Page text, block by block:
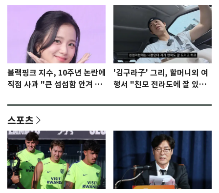
블랙핑크 지수, 10주년 논란에
직접 사과 "큰 섭섭함 안겨 미
'김구라子' 그리, 할머니외 여
행서 "친모 전라도에 잘 있
스포츠